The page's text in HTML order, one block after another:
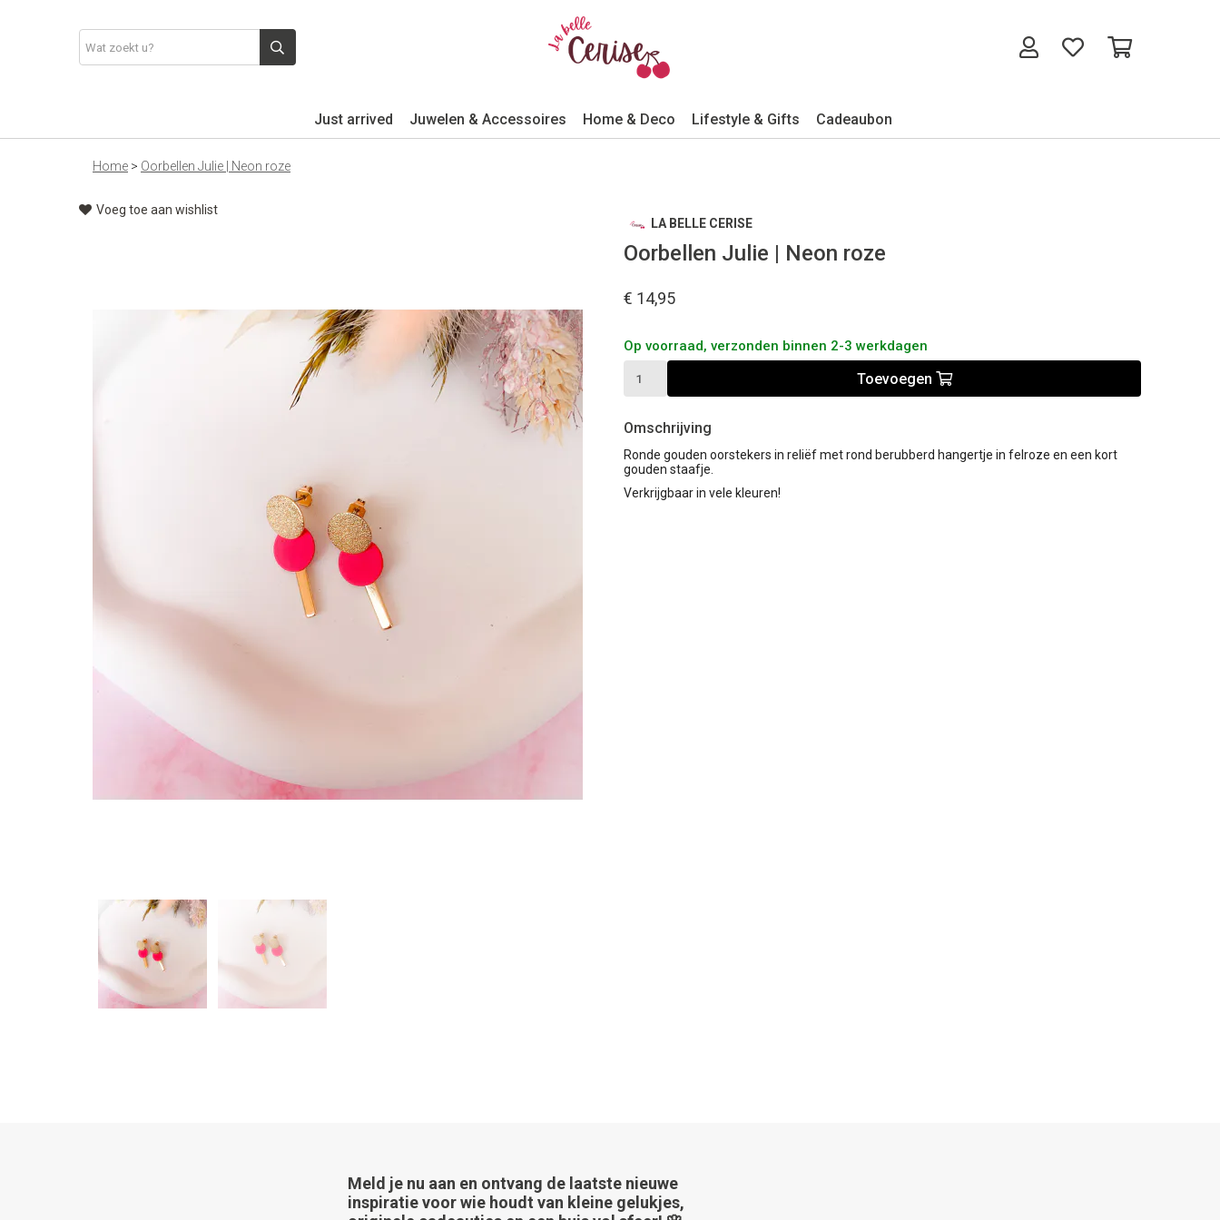
Just arrived Juwelen & Accessoires Home & Deco Lifestyle & Gifts Cadeaubon
Home > Oorbellen Julie | Neon roze
Voeg toe aan wishlist
LA BELLE CERISE
Oorbellen Julie | Neon roze
€ 14,95
Op voorraad, verzonden binnen 2-3 werkdagen
Toevoegen
Omschrijving
Ronde gouden oorstekers in reliëf met rond berubberd hangertje in felroze en een kort
gouden staafje.
Verkrijgbaar in vele kleuren!
Meld je nu aan en ontvang de laatste nieuwe
inspiratie voor wie houdt van kleine gelukjes,